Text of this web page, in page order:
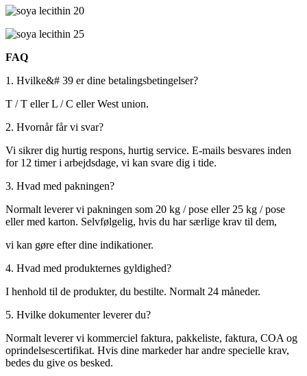
FAQ
1. Hvilke&# 39 er dine betalingsbetingelser?
T / T eller L / C eller West union.
2. Hvornår får vi svar?
Vi sikrer dig hurtig respons, hurtig service. E-mails besvares inden
for 12 timer i arbejdsdage, vi kan svare dig i tide.
3. Hvad med pakningen?
Normalt leverer vi pakningen som 20 kg / pose eller 25 kg / pose
eller med karton. Selvfølgelig, hvis du har særlige krav til dem,
vi kan gøre efter dine indikationer.
4. Hvad med produkternes gyldighed?
I henhold til de produkter, du bestilte. Normalt 24 måneder.
5. Hvilke dokumenter leverer du?
Normalt leverer vi kommerciel faktura, pakkeliste, faktura, COA og
oprindelsescertifikat. Hvis dine markeder har andre specielle krav,
bedes du give os besked.